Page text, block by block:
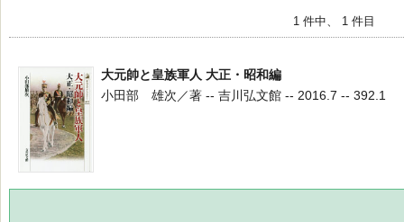
1 件中、 1 件目
大元帥と皇族軍人 大正・昭和編
小田部 雄次／著 -- 吉川弘文館 -- 2016.7 -- 392.1